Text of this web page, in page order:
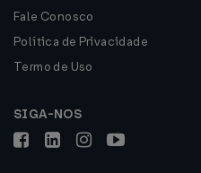
Fale Conosco
Política de Privacidade
Termo de Uso
SIGA-NOS